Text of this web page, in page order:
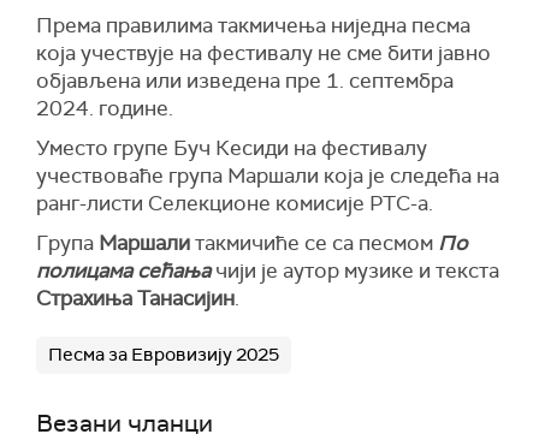
Према правилима такмичења ниједна песма
која учествује на фестивалу не сме бити јавно
објављена или изведена пре 1. септембра
2024. године.
Уместо групе Буч Кесиди на фестивалу
учествоваће група Маршали која је следећа на
ранг-листи Селекционе комисије РТС-а.
Група Маршалитакмичиће се са песмом По
полицама сећања чији је аутор музике и текста
Страхиња Танасијин.
Песма за Евровизију 2025
Везани чланци